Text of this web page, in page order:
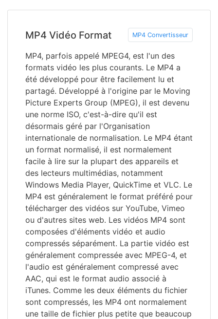
MP4 Vidéo Format MP4 Convertisseur
MP4, parfois appelé MPEG4, est l'un des
formats vidéo les plus courants. Le MP4 a
été développé pour être facilement lu et
partagé. Développé à l'origine par le Moving
Picture Experts Group (MPEG), il est devenu
une norme ISO, c'est-à-dire qu'il est
désormais géré par l'Organisation
internationale de normalisation. Le MP4 étant
un format normalisé, il est normalement
facile à lire sur la plupart des appareils et
des lecteurs multimédias, notamment
Windows Media Player, QuickTime et VLC. Le
MP4 est généralement le format préféré pour
télécharger des vidéos sur YouTube, Vimeo
ou d'autres sites web. Les vidéos MP4 sont
composées d'éléments vidéo et audio
compressés séparément. La partie vidéo est
généralement compressée avec MPEG-4, et
l'audio est généralement compressé avec
AAC, qui est le format audio associé à
iTunes. Comme les deux éléments du fichier
sont compressés, les MP4 ont normalement
une taille de fichier plus petite que beaucoup